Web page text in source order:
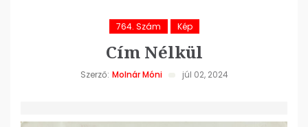
764. Szám Kép
Cím Nélkül
Szerző: Molnár Móni júl 02, 2024